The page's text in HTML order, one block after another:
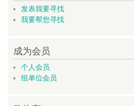
发表我要寻找
我要帮您寻找
成为会员
个人会员
组单位会员